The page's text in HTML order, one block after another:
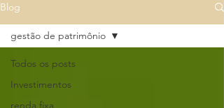
Blog
Todos os posts
Investimentos
renda fixa
gestão de patrimônio